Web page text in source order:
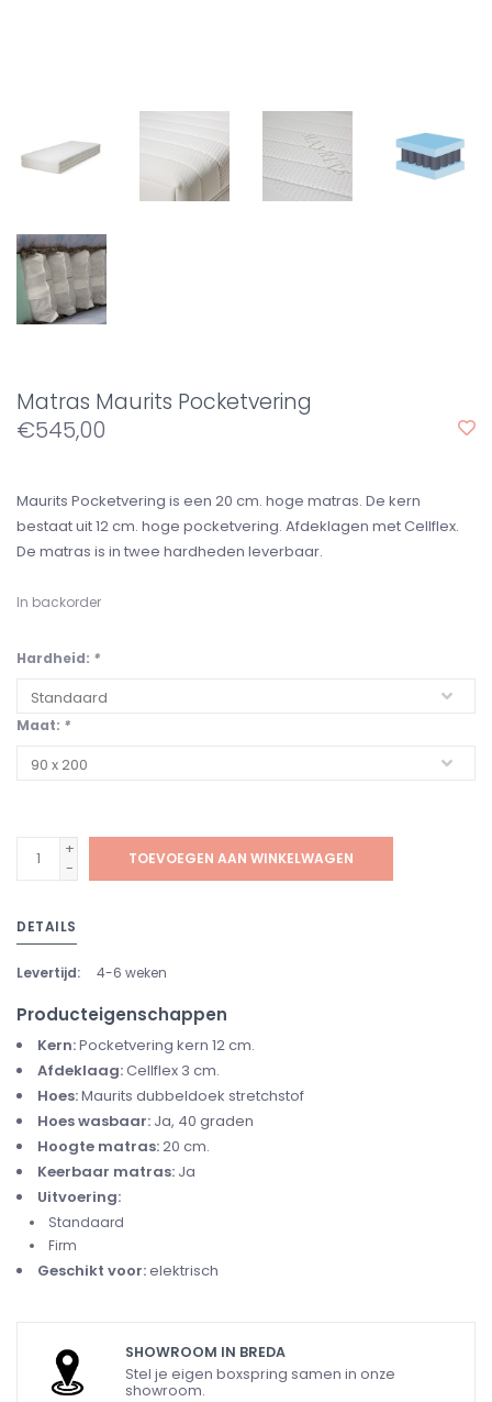
Matras Maurits Pocketvering
€545,00
Maurits Pocketvering is een 20 cm. hoge matras. De kern
bestaat uit 12 cm. hoge pocketvering. Afdeklagen met Cellflex.
De matras is in twee hardheden leverbaar.
In backorder
Hardheid: *
Maat: *
+
-
TOEVOEGEN AAN WINKELWAGEN
DETAILS
Levertijd: 4-6 weken
Producteigenschappen
Kern:Pocketvering kern 12 cm.
Afdeklaag:Cellflex 3 cm.
Hoes:Maurits dubbeldoek stretchstof
Hoes wasbaar: Ja, 40 graden
Hoogte matras:20 cm.
Keerbaar matras: Ja
Uitvoering:
Standaard
Firm
Geschikt voor:elektrisch
SHOWROOM IN BREDA
Stel je eigen boxspring samen in onze
showroom.